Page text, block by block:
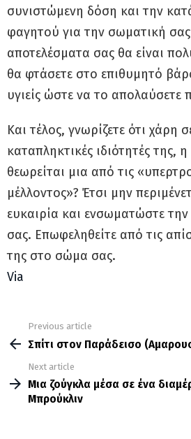
συνιστώμενη δόση και την
φαγητού για την σωματική
αποτελέσματα σας θα είναι
θα φτάσετε στο επιθυμητό
υγιείς ώστε να το απολαύσετε
Και τέλος, γνωρίζετε ότι χάρη
καταπληκτικές ιδιότητές της,
θεωρείται μια από τις
μέλλοντος»? Έτσι μην
ευκαιρία και ενσωματώστε
σας. Επωφεληθείτε από τις
της στο σώμα σας.
Via
more
Previous article
Σπίτι στον Παράδεισο
Next article
Μια ζούγκλα μέσα σε ένα
Μπρούκλιν